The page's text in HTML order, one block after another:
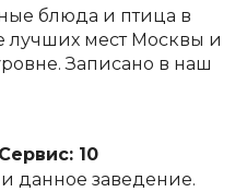
блюда и птица в
лучших мест Москвы и
Записано в наш
Сервис: 10
данное заведение.